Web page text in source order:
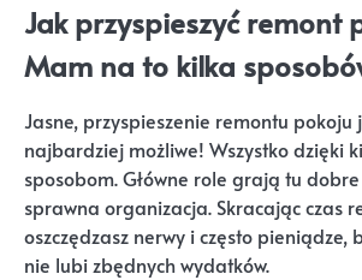
Jak przyspieszyć remont
Mam na to kilka
Jasne, przyspieszenie remontu pokoju
najbardziej możliwe! Wszystko dzięki
sposobom. Główne role grają tu
sprawna organizacja. Skracając czas
oszczędzasz nerwy i często pieniądze,
nie lubi zbędnych wydatków.